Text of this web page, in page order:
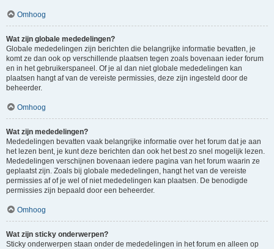
Omhoog
Wat zijn globale mededelingen?
Globale mededelingen zijn berichten die belangrijke informatie bevatten, je
komt ze dan ook op verschillende plaatsen tegen zoals bovenaan ieder forum
en in het gebruikerspaneel. Of je al dan niet globale mededelingen kan
plaatsen hangt af van de vereiste permissies, deze zijn ingesteld door de
beheerder.
Omhoog
Wat zijn mededelingen?
Mededelingen bevatten vaak belangrijke informatie over het forum dat je aan
het lezen bent, je kunt deze berichten dan ook het best zo snel mogelijk lezen.
Mededelingen verschijnen bovenaan iedere pagina van het forum waarin ze
geplaatst zijn. Zoals bij globale mededelingen, hangt het van de vereiste
permissies af of je wel of niet mededelingen kan plaatsen. De benodigde
permissies zijn bepaald door een beheerder.
Omhoog
Wat zijn sticky onderwerpen?
Sticky onderwerpen staan onder de mededelingen in het forum en alleen op